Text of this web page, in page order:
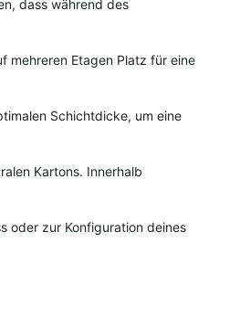
dass während des
mehreren Etagen Platz für eine
Schichtdicke, um eine
Kartons. Innerhalb
oder zur Konfiguration deines